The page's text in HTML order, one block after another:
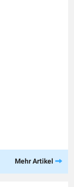
Mehr Artikel